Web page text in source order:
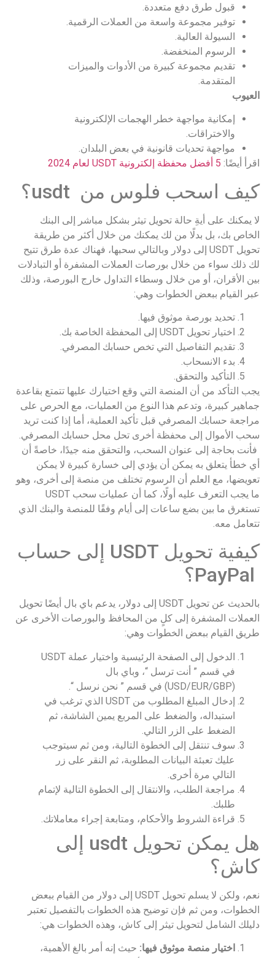
قبول طرق دفع متعددة.
توفير مجموعة واسعة من العملات الرقمية.
السيولة العالية.
الرسوم المنخفضة.
تقديم مجموعة كبيرة من الأدوات والميزات
المتقدمة.
العيوب
إمكانية مواجهة خطر الهجمات الإلكترونية
والاختراقات.
مواجهة تحديات قانونية في بعض البلدان.
اقرأ أيضًا: 5 أفضل محفظة إلكترونية USDT لعام 2024
كيف اسحب فلوس من usdt؟
لا يمكنك على أيةِ حالة تحويل تيثر بشكل مباشر إلى البنك
الخاص بك، بل بدلًا من لك يمكنك من خلال أكثر من طريقة
تحويل USDT إلى دولار وبالتالي سحبها، فهناك عدة طرق تتيح
لك ذلك سواء من خلال بورصات العملات المشفرة أو التبادلات
بين الأقران، أو من خلال وسطاء التداول خارج البورصة، وذلك
عبر القيام ببعض الخطوات وهي:
تحديد بورصة موثوق فيها.
اختيار تحويل USDT إلى المحفظة الخاصة بك.
تقديم التفاصيل التي تخص حسابك المصرفي.
بدء الانسحاب.
التأكيد والتحقق.
يجب التأكد من أن المنصة التي وقع اختيارك عليها تتمتع بقاعدة
جماهير كبيرة، وتدعم هذا النوع من العمليات، مع الحرص على
مراجعة حسابك المصرفي قبل تأكيد العملية، أما إذا كنت تريد
سحب الأموال إلى محفظة أخرى تحل محل حسابك المصرفي.
فأنت بحاجة إلى عنوان السحب، والتحقق منه جيدًا، خاصةً أن
أي خطأ يتعلق به يمكن أن يؤدي إلى خسارة كبيرة لا يمكن
تعويضها، مع العلم أن الرسوم تختلف من منصة إلى أخرى، وهو
ما يجب التعرف عليه أولًا، كما أن عمليات سحب USDT
تستغرق ما بين بضع ساعات إلى أيام وفقًا للمنصة والبنك الذي
تتعامل معه.
كيفية تحويل USDT إلى حساب
بالحديث عن تحويل USDT إلى دولار، يدعم باي بال أيضًا تحويل
العملات المشفرة إلى كلٍ من المحافظ والبورصات الأخرى عن
طريق القيام ببعض الخطوات وهي:
الدخول إلى الصفحة الرئيسية واختيار عملة USDT
في قسم ” أنت ترسل “، وباي بال
(USD/EUR/GBP) في قسم ” نحن نرسل “.
إدخال المبلغ المطلوب من USDT الذي ترغب في
استبداله، والضغط على المربع يمين الشاشة، ثم
الضغط على الزر التالي.
سوف تنتقل إلى الخطوة التالية، ومن ثم سيتوجب
عليك تعبئة البيانات المطلوبة، ثم النقر على زر
التالي مرة أخرى.
مراجعة الطلب، والانتقال إلى الخطوة التالية لإتمام
طلبك.
قراءة الشروط والأحكام، ومتابعة إجراء معاملاتك.
هل يمكن تحويل usdt إلى
كاش؟
نعم، ولكن لا يسلم تحويل USDT إلى دولار من القيام ببعض
الخطوات، ومن ثم فإن توضيح هذه الخطوات بالتفصيل تعتبر
دليلك الشامل لتحويل تيثر إلى كاش، وهذه الخطوات هي:
اختيار منصة موثوق فيها: حيث إنه أمر بالغ الأهمية،